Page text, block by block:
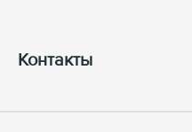
Контакты